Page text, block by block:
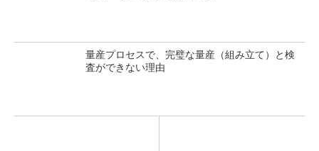
量産プロセスで、完璧な量産（組み立て）と検
査ができない理由